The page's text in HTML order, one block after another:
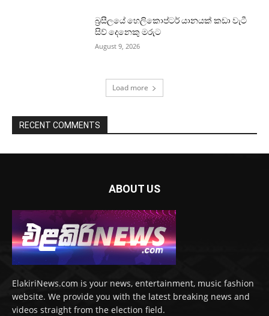
බ්‍රසීලයේ හෙලිකොප්ටර් යානයක් කඩා වැටී
සිව් දෙනෙකු මරුට
August 9, 2026
Load more
RECENT COMMENTS
ABOUT US
ElakiriNews.com is your news, entertainment, music fashion
website. We provide you with the latest breaking news and
videos straight from the election field.